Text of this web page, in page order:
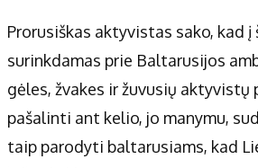
Prorusiškas aktyvistas sako, kad į
surinkdamas prie Baltarusijos
gėles, žvakes ir žuvusių
pašalinti ant kelio, jo manymu,
taip parodyti baltarusiams, kad